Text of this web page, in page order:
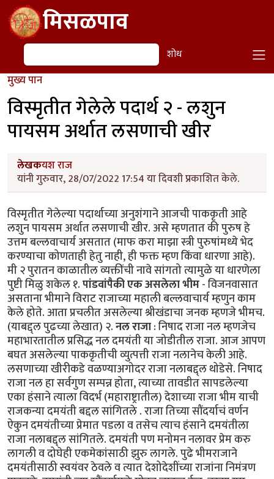
Skip to main contentमिसळपाव
शोध शोध
मुख्य पान
विस्मृतीत गेलेले पदार्थ २ - लशुन
पायसम अर्थात लसणाची खीर
लेखकयश राज
यांनी गुरुवार, 28/07/2022 17:54 या दिवशी प्रकाशित केले.
विस्मृतीत गेलेल्या पदार्थाच्या अनुशंगाने आजची पाककृती आहे
लशुन पायसम अर्थात लसणाची खीर. असे म्हणतात की पुरुष हे
उत्तम बल्लवाचार्य असतात (माफ करा माझा स्त्री पुरुषांमध्ये भेद
करण्याचा कोणताही हेतु नाही, ही फक्त म्हण किंवा धारणा आहे).
मी २ पुरातन काळातील व्यक्तींची नावे सांगतो त्यामुळे या धारणेला
पुष्टी मिळु शकेल १.पांडवांपैकी एक असलेला भीम- विजनवासात
असताना भीमाने विराट राजाच्या महाली बल्लवाचार्य म्हणुन काम
केले होते. आता प्रचलीत असलेल्या श्रीखंडाचा जनक म्हणजे भीमच.
(याबद्द्ल पुढच्या लेखात) २.नल राजा: निषाद राजा नल म्हणजेच
महाभारतातील प्रसिद्ध नल दमयंती या जोडीतील राजा. आज आपण
बघत असलेल्या पाककृतीची व्युत्पत्ती राजा नलानेच केली आहे.
लसणाच्या खीरीकडे वळण्याअगोदर राजा नलाबद्द्ल थोडेसे. निषाद
राजा नल हा सर्वगुण सम्पन्न होता, त्याच्या तावडीत सापडलेल्या
एका हंसाने त्याला विदर्भ (महाराष्ट्रातील) देशाच्या राजा भीम याची
राजकन्या दमयंती बद्दल सांगितले . राजा तिच्या सौंदर्याचं वर्णन
ऐकुन दमयंतीच्या प्रेमात पडला व तसेच त्याच हंसाने दमयंतीला
राजा नलाबद्द्ल सांगितले. दमयंती पण मनोमन नलावर प्रेम करु
लागली व दोघेही एकमेकांसाठी झुरु लागले. पुढे भीमराजाने
दमयंतीसाठी स्वयंवर ठेवले व त्यात देशोदेशींच्या राजांना निमंत्रण